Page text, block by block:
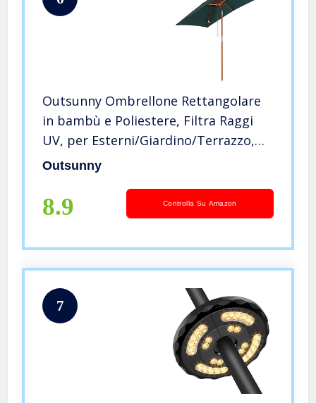
Outsunny Ombrellone Rettangolare
in bambù e Poliestere, Filtra Raggi
UV, per Esterni/Giardino/Terrazzo,
Verde 2×1,5×2,3m
Outsunny
8.9 Controlla Su Amazon
7